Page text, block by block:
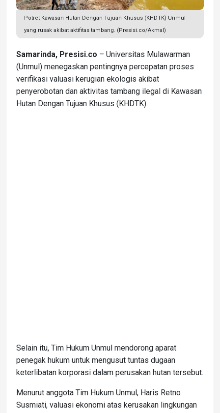
Potret Kawasan Hutan Dengan Tujuan Khusus (KHDTK) Unmul
yang rusak akibat aktifitas tambang. (Presisi.co/Akmal)
Samarinda, Presisi.co – Universitas Mulawarman
(Unmul) menegaskan pentingnya percepatan proses
verifikasi valuasi kerugian ekologis akibat
penyerobotan dan aktivitas tambang ilegal di Kawasan
Hutan Dengan Tujuan Khusus (KHDTK).
Selain itu, Tim Hukum Unmul mendorong aparat
penegak hukum untuk mengusut tuntas dugaan
keterlibatan korporasi dalam perusakan hutan tersebut.
Menurut anggota Tim Hukum Unmul, Haris Retno
Susmiati, valuasi ekonomi atas kerusakan lingkungan